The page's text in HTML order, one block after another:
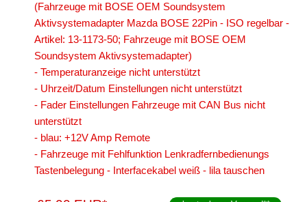
(Fahrzeuge mit BOSE OEM Soundsystem
Aktivsystemadapter Mazda BOSE 22Pin - ISO regelbar -
Artikel: 13-1173-50; Fahrzeuge mit BOSE OEM
Soundsystem Aktivsystemadapter)
- Temperaturanzeige nicht unterstützt
- Uhrzeit/Datum Einstellungen nicht unterstützt
- Fader Einstellungen Fahrzeuge mit CAN Bus nicht
unterstützt
- blau: +12V Amp Remote
- Fahrzeuge mit Fehlfunktion Lenkradfernbedienungs
Tastenbelegung - Interfacekabel weiß - lila tauschen